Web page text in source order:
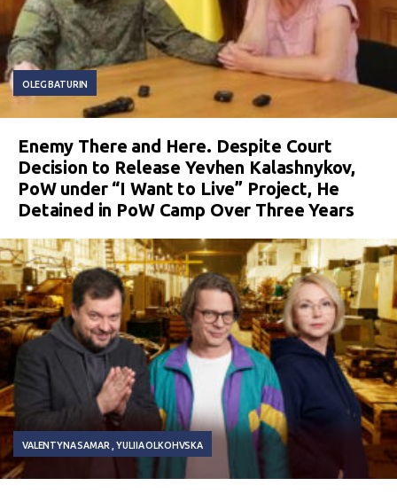
OLEG BATURIN
Enemy There and Here. Despite Court
Decision to Release Yevhen Kalashnykov,
PoW under “I Want to Live” Project, He
Detained in PoW Camp Over Three Years
VALENTYNA SAMAR YULIIA OLKOHVSKA